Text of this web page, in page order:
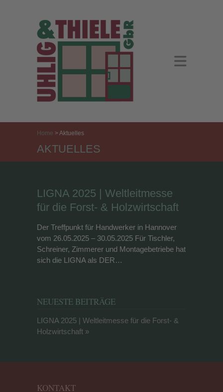
Home >Aktuelles
AKTUELLES
LIGNA 2025 | Weltleitmesse
für die Forst- & Holzwirtschaft
Der Treffpunkt für Handwerker in Hannover
vom 26.05.2025 – 30.05.2025 Für Tischler,
Schreiner, Zimmerer und Montagebetriebe hat
sich die LIGNA als DER…
NEUESTE BEITRÄGE
LIGNA 2025 | Weltleitmesse für die Forst- &
Holzwirtschaft
KONTAKT